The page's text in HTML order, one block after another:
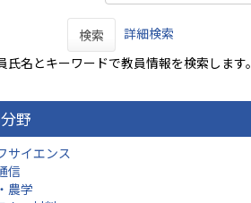
検索
詳細検索
氏名とキーワードで教員情報を検索します。
野
サイエンス
信
農学